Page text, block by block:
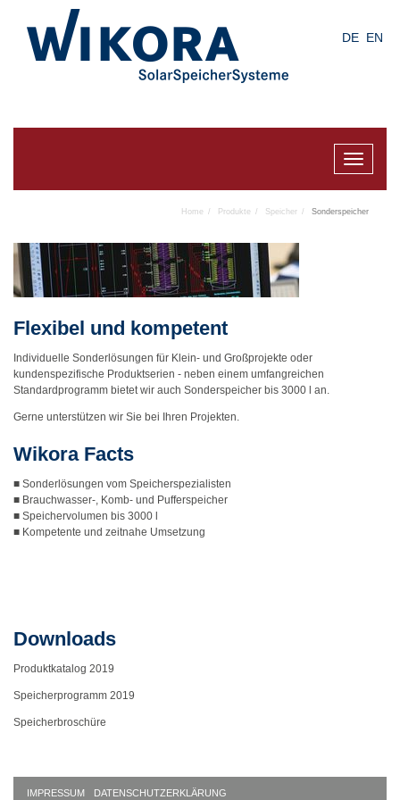
DE EN
Toggle
Home Produkte Speicher Sonderspeicher
Flexibel und kompetent
Individuelle Sonderlösungen für Klein- und Großprojekte oder
kundenspezifische Produktserien - neben einem umfangreichen
Standardprogramm bietet wir auch Sonderspeicher bis 3000 l an.
Gerne unterstützen wir Sie bei Ihren Projekten.
Wikora Facts
■ Sonderlösungen vom Speicherspezialisten
■ Brauchwasser-, Komb- und Pufferspeicher
■ Speichervolumen bis 3000 l
■ Kompetente und zeitnahe Umsetzung
Downloads
Produktkatalog 2019
Speicherprogramm 2019
Speicherbroschüre
IMPRESSUM DATENSCHUTZERKLÄRUNG